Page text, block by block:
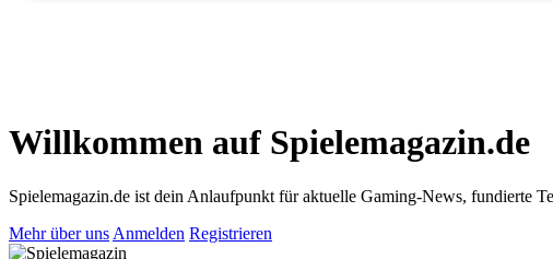
Willkommen auf Spielemagazin.de
Spielemagazin.de ist dein Anlaufpunkt für aktuelle Gaming-News, fundierte
Mehr über uns Anmelden Registrieren